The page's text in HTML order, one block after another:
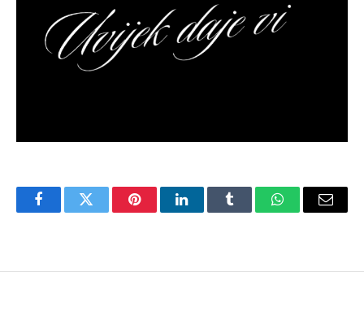
FacebookTwitter PinterestLinkedInTumblr WhatsAppEmail